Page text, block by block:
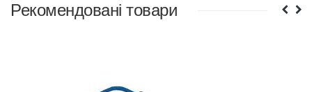
Рекомендовані товари